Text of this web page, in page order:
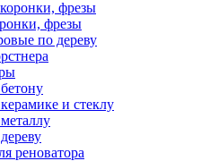
фрезы
по дереву
и стеклу
реноватора